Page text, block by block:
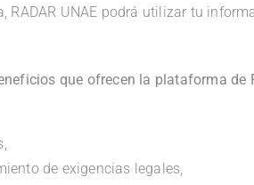
UNAE podrá utilizar tu
que ofrecen la plataforma de
de exigencias legales,